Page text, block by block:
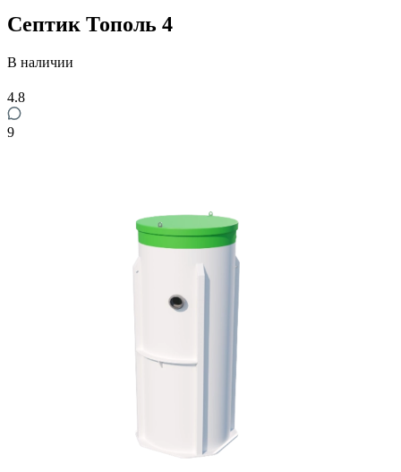
Септик Тополь 4
В наличии
4.8
9